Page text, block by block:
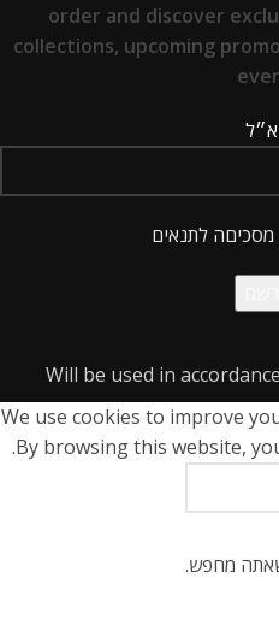
order and discover
collections, upcoming
מסכיםה לתנאים
Will be used in
מחפש.
We use cookies to improve
By browsing this website,
.